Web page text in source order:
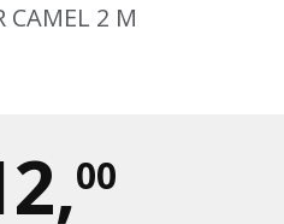
CAMEL 2 M
00